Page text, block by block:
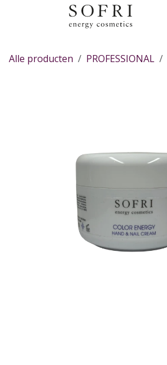
Overslaan naar inhoud
Alle producten PROFESSIONAL